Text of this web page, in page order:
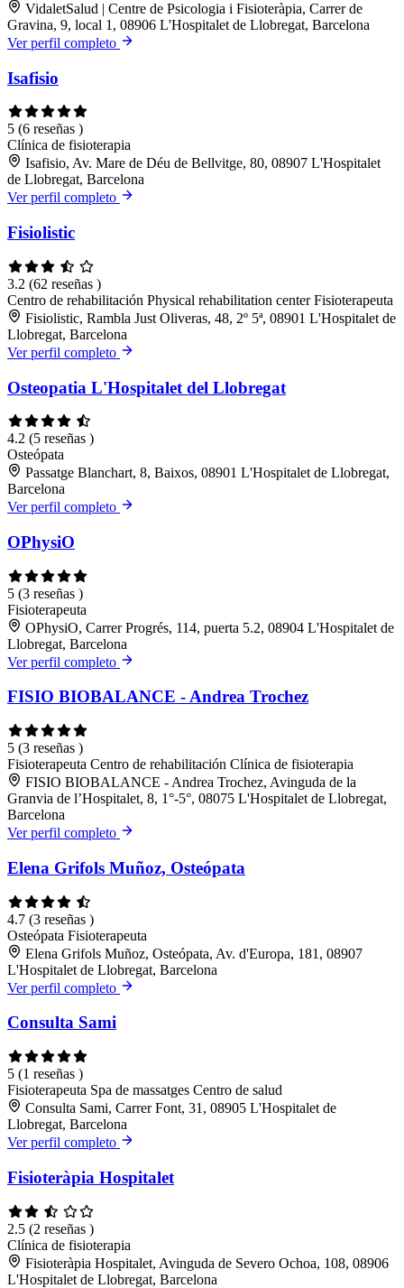
VidaletSalud | Centre de Psicologia i Fisioteràpia, Carrer de
Gravina, 9, local 1, 08906 L'Hospitalet de Llobregat, Barcelona
Ver perfil completo
Isafisio
5 (6 reseñas )
Clínica de fisioterapia
Isafisio, Av. Mare de Déu de Bellvitge, 80, 08907 L'Hospitalet
de Llobregat, Barcelona
Ver perfil completo
Fisiolistic
3.2 (62 reseñas )
Centro de rehabilitación Physical rehabilitation centerFisioterapeuta
Fisiolistic, Rambla Just Oliveras, 48, 2º 5ª, 08901 L'Hospitalet de
Llobregat, Barcelona
Ver perfil completo
Osteopatia L'Hospitalet del Llobregat
4.2 (5 reseñas )
Osteópata
Passatge Blanchart, 8, Baixos, 08901 L'Hospitalet de Llobregat,
Barcelona
Ver perfil completo
OPhysiO
5 (3 reseñas )
Fisioterapeuta
OPhysiO, Carrer Progrés, 114, puerta 5.2, 08904 L'Hospitalet de
Llobregat, Barcelona
Ver perfil completo
FISIO BIOBALANCE - Andrea Trochez
5 (3 reseñas )
Fisioterapeuta Centro de rehabilitación Clínica de fisioterapia
FISIO BIOBALANCE - Andrea Trochez, Avinguda de la
Granvia de l’Hospitalet, 8, 1°-5°, 08075 L'Hospitalet de Llobregat,
Barcelona
Ver perfil completo
Elena Grifols Muñoz, Osteópata
4.7 (3 reseñas )
Osteópata Fisioterapeuta
Elena Grifols Muñoz, Osteópata, Av. d'Europa, 181, 08907
L'Hospitalet de Llobregat, Barcelona
Ver perfil completo
Consulta Sami
5 (1 reseñas )
Fisioterapeuta Spa de massatges Centro de salud
Consulta Sami, Carrer Font, 31, 08905 L'Hospitalet de
Llobregat, Barcelona
Ver perfil completo
Fisioteràpia Hospitalet
2.5 (2 reseñas )
Clínica de fisioterapia
Fisioteràpia Hospitalet, Avinguda de Severo Ochoa, 108, 08906
L'Hospitalet de Llobregat, Barcelona